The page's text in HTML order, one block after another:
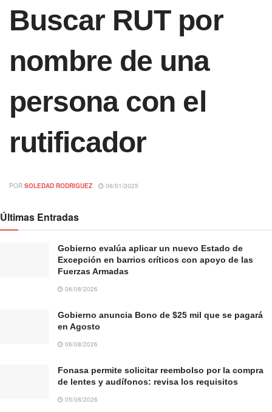
Buscar RUT por
nombre de una
persona con el
rutificador
POR SOLEDAD RODRIGUEZ 06/01/2025
Últimas Entradas
Gobierno evalúa aplicar un nuevo Estado de
Excepción en barrios críticos con apoyo de las
Fuerzas Armadas
06/08/2026
Gobierno anuncia Bono de $25 mil que se pagará
en Agosto
06/08/2026
Fonasa permite solicitar reembolso por la compra
de lentes y audífonos: revisa los requisitos
05/08/2026